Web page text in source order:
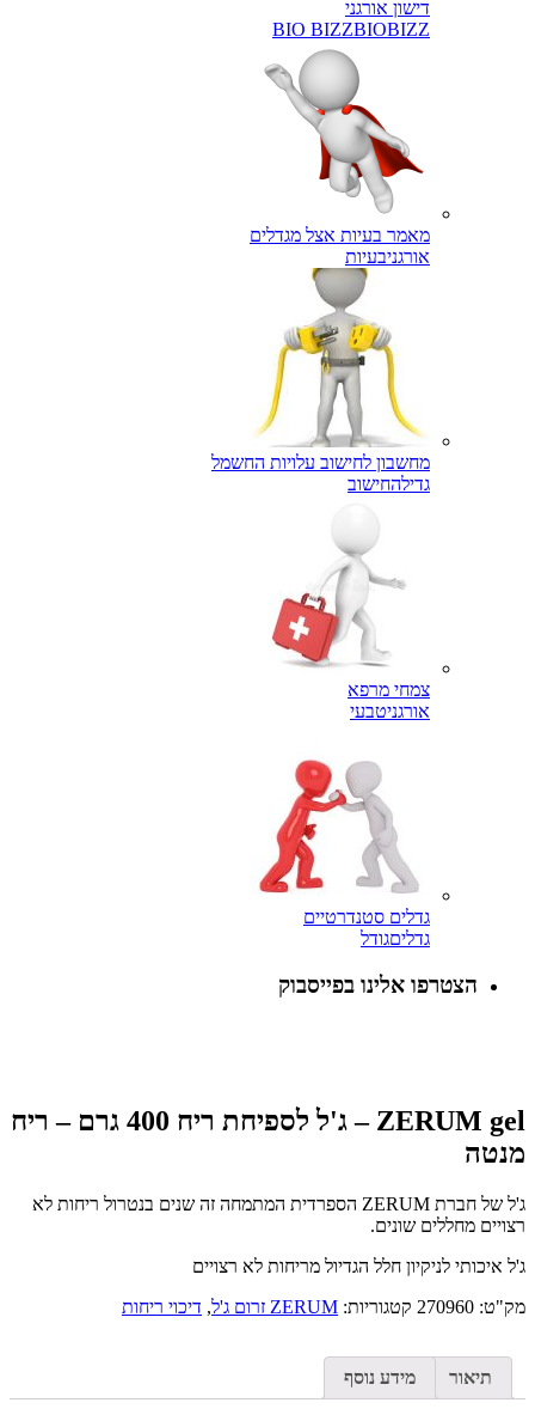
דישון אורגני
BIO BIZZBIOBIZZ
מאמר בעיות אצל מגדלים
אורגניבעיות
מחשבון לחישוב עלויות החשמל
גדילהחישוב
צמחי מרפא
אורגניטבעי
גדלים סטנדרטיים
גדליםגודל
הצטרפו אלינו בפייסבוק
ZERUM gel – ג'ל לספיחת ריח 400 גרם – ריח
מנטה
ג'ל של חברת ZERUM הספרדית המתמחה זה שנים בנטרול ריחות לא
רצויים מחללים שונים.
ג'ל איכותי לניקיון חלל הגדיול מריחות לא רצויים
מק"ט: 270960 קטגוריות: ZERUM זרום ג'ל , דיכוי ריחות
תיאור מידע נוסף